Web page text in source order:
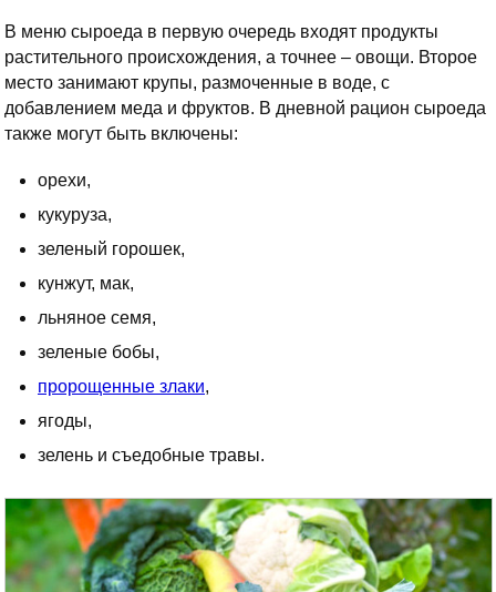
В меню сыроеда в первую очередь входят продукты
растительного происхождения, а точнее – овощи. Второе
место занимают крупы, размоченные в воде, с
добавлением меда и фруктов. В дневной рацион сыроеда
также могут быть включены:
орехи,
кукуруза,
зеленый горошек,
кунжут, мак,
льняное семя,
зеленые бобы,
пророщенные злаки,
ягоды,
зелень и съедобные травы.